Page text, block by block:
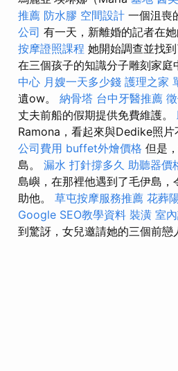
推薦 防水膠 空間設計 一個沮喪
公司 有一天，新離婚的記者在
按摩證照課程 她開始調查並找
在三個孩子的知識分子雕刻家庭
中心 月嫂一天多少錢 護理之家
遺ow。 納骨塔 台中牙醫推薦
丈夫前船的假期提供免費維護。
Ramona，看起來與Dedike照
公司費用 buffet外燴價格 但是
島。 漏水 打針撐多久 助聽器價
島嶼，在那裡他遇到了毛伊島
助他。 草屯按摩服務推薦 花葬
Google SEO教學資料 裝潢 室
到驚訝，女兒邀請她的三個前戀